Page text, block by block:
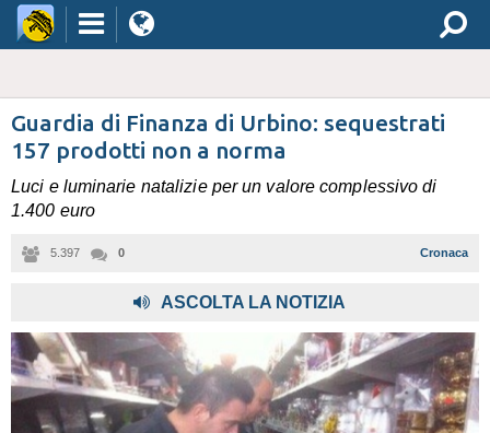
Guardia di Finanza di Urbino: sequestrati
157 prodotti non a norma
Luci e luminarie natalizie per un valore complessivo di
1.400 euro
5.397 0 Cronaca
ASCOLTA LA NOTIZIA